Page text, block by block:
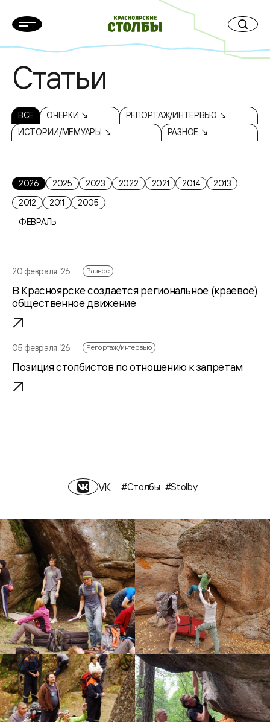
Статьи
ВСЕ ОЧЕРКИ ↘
РЕПОРТАЖ/ИНТЕРВЬЮ ↘
ИСТОРИИ/МЕМУАРЫ ↘
РАЗНОЕ ↘
2026 2025 2023 2022 2021 2014
2013
2012
2011
2005
ФЕВРАЛЬ
20 февраля ‘26 Разное
В Красноярске создается региональное (краевое)
общественное движение
05 февраля ‘26 Репортаж/интервью
Позиция столбистов по отношению к запретам
VK #Столбы #Stolby